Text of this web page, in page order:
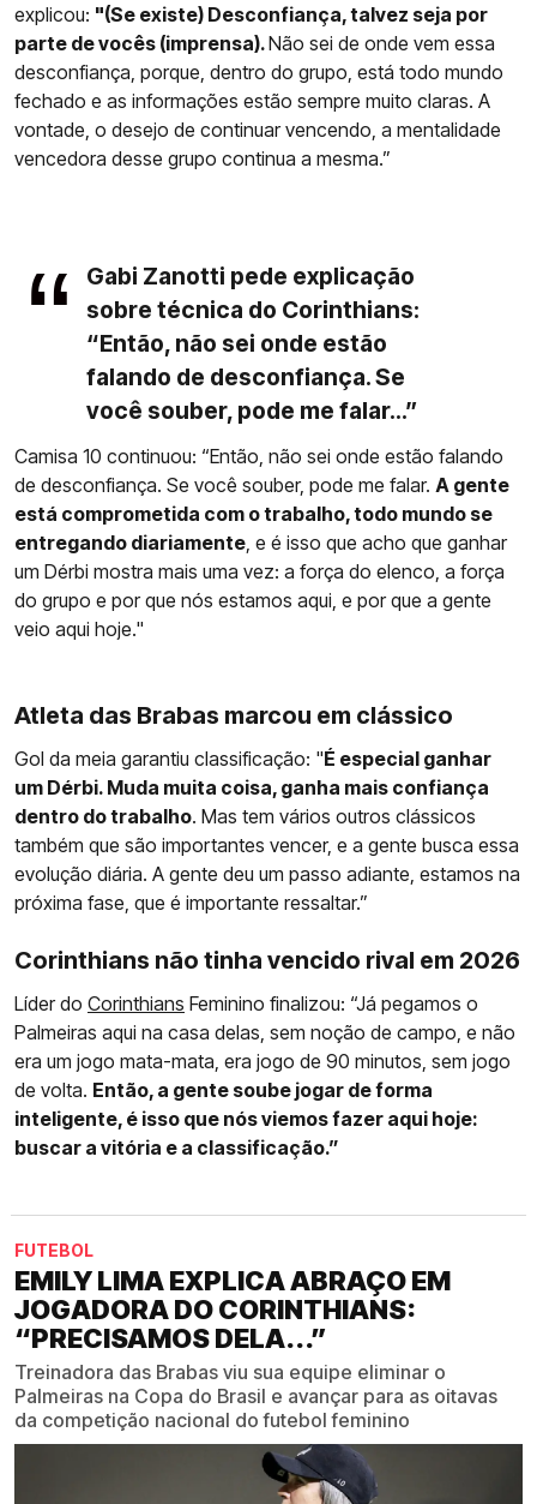
explicou: "(Se existe) Desconfiança, talvez seja por
parte de vocês (imprensa).Não sei de onde vem essa
desconfiança, porque, dentro do grupo, está todo mundo
fechado e as informações estão sempre muito claras. A
vontade, o desejo de continuar vencendo, a mentalidade
vencedora desse grupo continua a mesma.”
Gabi Zanotti pede explicação
sobre técnica do Corinthians:
“Então, não sei onde estão
falando de desconfiança. Se
você souber, pode me falar...”
Camisa 10 continuou: “Então, não sei onde estão falando
de desconfiança. Se você souber, pode me falar. A gente
está comprometida com o trabalho, todo mundo se
entregando diariamente, e é isso que acho que ganhar
um Dérbi mostra mais uma vez: a força do elenco, a força
do grupo e por que nós estamos aqui, e por que a gente
veio aqui hoje."
Atleta das Brabas marcou em clássico
Gol da meia garantiu classificação: "É especial ganhar
um Dérbi. Muda muita coisa, ganha mais confiança
dentro do trabalho. Mas tem vários outros clássicos
também que são importantes vencer, e a gente busca essa
evolução diária. A gente deu um passo adiante, estamos na
próxima fase, que é importante ressaltar.”
Corinthians não tinha vencido rival em 2026
Líder do Corinthians Feminino finalizou: “Já pegamos o
Palmeiras aqui na casa delas, sem noção de campo, e não
era um jogo mata-mata, era jogo de 90 minutos, sem jogo
de volta. Então, a gente soube jogar de forma
inteligente, é isso que nós viemos fazer aqui hoje:
buscar a vitória e a classificação.”
FUTEBOL
EMILY LIMA EXPLICA ABRAÇO EM
JOGADORA DO CORINTHIANS:
“PRECISAMOS DELA...”
Treinadora das Brabas viu sua equipe eliminar o
Palmeiras na Copa do Brasil e avançar para as oitavas
da competição nacional do futebol feminino